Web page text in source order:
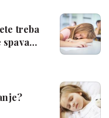
treba
spava…